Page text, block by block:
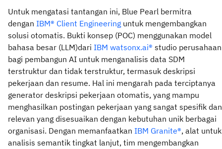
Untuk mengatasi tantangan ini, Blue Pearl bermitra
dengan IBM® Client Engineering untuk mengembangkan
solusi otomatis. Bukti konsep (POC) menggunakan model
bahasa besar (LLM)dari IBM watsonx.ai® studio perusahaan
bagi pembangun AI untuk menganalisis data SDM
terstruktur dan tidak terstruktur, termasuk deskripsi
pekerjaan dan resume. Hal ini mengarah pada terciptanya
generator deskripsi pekerjaan otomatis, yang mampu
menghasilkan postingan pekerjaan yang sangat spesifik dan
relevan yang disesuaikan dengan kebutuhan unik berbagai
organisasi. Dengan memanfaatkan IBM Granite®, alat untuk
analisis semantik tingkat lanjut, tim mengembangkan